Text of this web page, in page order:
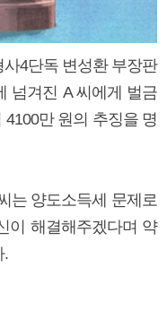
4단독 변성환 부장판
넘겨진 A 씨에게 벌금
만 원의 추징을 명
는 양도소득세 문제로
이 해결해주겠다며 약
.